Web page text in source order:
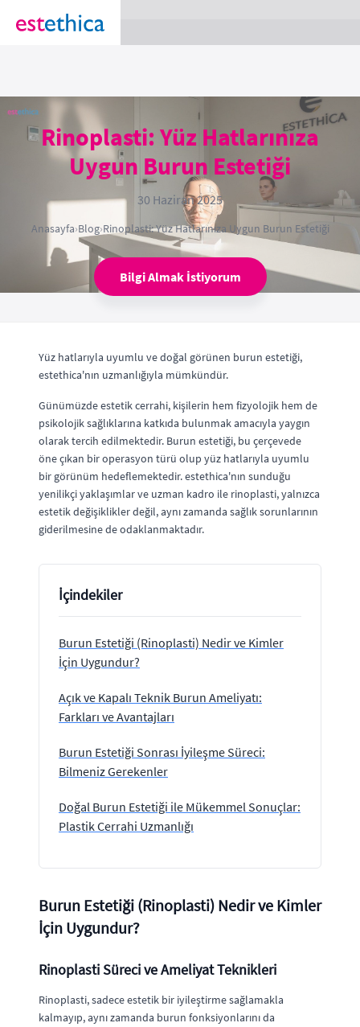
section Service {
Rinoplasti: Yüz Hatlarınıza
Uygun Burun Estetiği
30 Haziran 2025
Anasayfa›Blog›Rinoplasti: Yüz Hatlarınıza Uygun Burun Estetiği
Bilgi Almak İstiyorum
Yüz hatlarıyla uyumlu ve doğal görünen burun estetiği,
estethica'nın uzmanlığıyla mümkündür.
Günümüzde estetik cerrahi, kişilerin hem fizyolojik hem de
psikolojik sağlıklarına katkıda bulunmak amacıyla yaygın
olarak tercih edilmektedir. Burun estetiği, bu çerçevede
öne çıkan bir operasyon türü olup yüz hatlarıyla uyumlu
bir görünüm hedeflemektedir. estethica'nın sunduğu
yenilikçi yaklaşımlar ve uzman kadro ile rinoplasti, yalnızca
estetik değişiklikler değil, aynı zamanda sağlık sorunlarının
giderilmesine de odaklanmaktadır.
İçindekiler
Burun Estetiği (Rinoplasti) Nedir ve Kimler
İçin Uygundur?
Açık ve Kapalı Teknik Burun Ameliyatı:
Farkları ve Avantajları
Burun Estetiği Sonrası İyileşme Süreci:
Bilmeniz Gerekenler
Doğal Burun Estetiği ile Mükemmel Sonuçlar:
Plastik Cerrahi Uzmanlığı
Burun Estetiği (Rinoplasti) Nedir ve Kimler
İçin Uygundur?
Rinoplasti Süreci ve Ameliyat Teknikleri
Rinoplasti, sadece estetik bir iyileştirme sağlamakla
kalmayıp, aynı zamanda burun fonksiyonlarını da